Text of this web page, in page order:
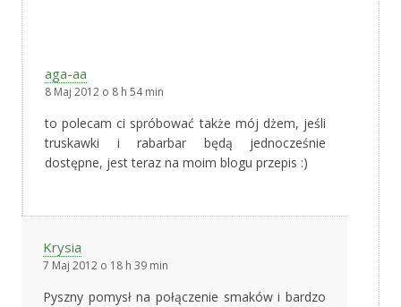
aga-aa
8 Maj 2012 o 8 h 54 min
to polecam ci spróbować także mój dżem, jeśli
truskawki i rabarbar będą jednocześnie
dostępne, jest teraz na moim blogu przepis :)
Krysia
7 Maj 2012 o 18 h 39 min
Pyszny pomysł na połączenie smaków i bardzo